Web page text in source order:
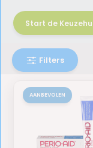
Filters
Start de
AANBEVOLEN